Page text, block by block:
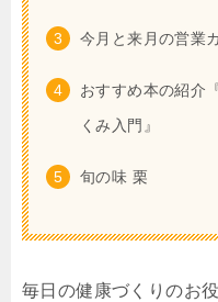
今月と来月の営業
おすすめ本の紹介
くみ入門』
旬の味 栗
毎日の健康づくりのお